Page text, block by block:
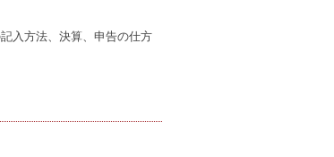
入方法、決算、申告の仕方